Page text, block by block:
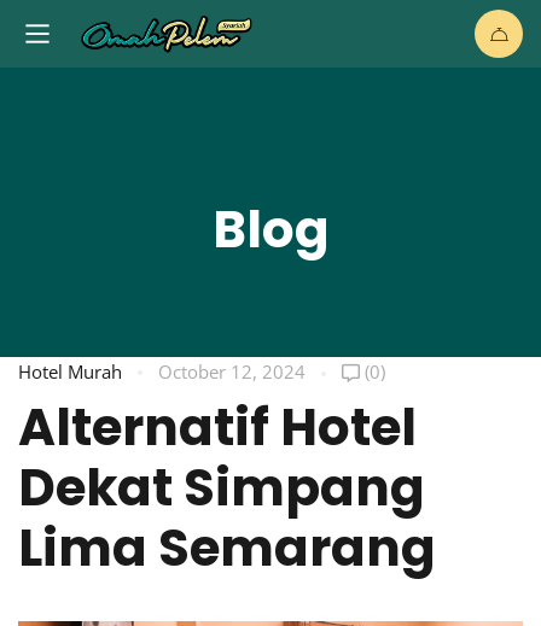
Blog
Hotel Murah October 12, 2024 (0)
Alternatif Hotel
Dekat Simpang
Lima Semarang